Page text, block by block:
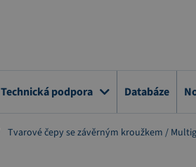
Technická podpora Databáze
Tvarové čepy se závěrným kroužkem /